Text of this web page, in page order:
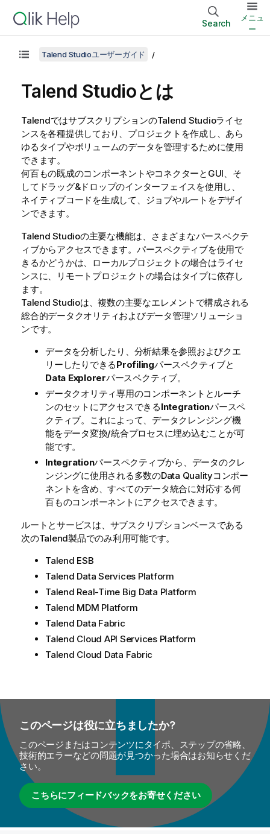
Search
メニュ
ー
Talend Studioユーザーガイド
Talend Studioとは
TalendではサブスクリプションのTalend Studioライセ
ンスを各種提供しており、プロジェクトを作成し、あら
ゆるタイプやボリュームのデータを管理するために使用
できます。
何百もの既成のコンポーネントやコネクターとGUI、そ
してドラッグ&ドロップのインターフェイスを使用し、
ネイティブコードを生成して、ジョブやルートをデザイ
ンできます。
Talend Studioの主要な機能は、さまざまなパースペクテ
ィブからアクセスできます。パースペクティブを使用で
きるかどうかは、ローカルプロジェクトの場合はライセ
ンスに、リモートプロジェクトの場合はタイプに依存し
ます。
Talend Studioは、複数の主要なエレメントで構成される
総合的データクオリティおよびデータ管理ソリューショ
ンです。
データを分析したり、分析結果を参照およびクエ
リーしたりできるProfilingパースペクティブと
Data Explorerパースペクティブ。
データクオリティ専用のコンポーネントとルーチ
ンのセットにアクセスできるIntegrationパースペ
クティブ。これによって、データクレンジング機
能をデータ変換/統合プロセスに埋め込むことが可
能です。
Integrationパースペクティブから、データのクレ
ンジングに使用される多数のData Qualityコンポー
ネントを含め、すべてのデータ統合に対応する何
百ものコンポーネントにアクセスできます。
ルートとサービスは、サブスクリプションベースである
次のTalend製品でのみ利用可能です。
Talend ESB
Talend Data Services Platform
Talend Real-Time Big Data Platform
Talend MDM Platform
Talend Data Fabric
Talend Cloud API Services Platform
Talend Cloud Data Fabric
このページは役に立ちましたか?
このページまたはコンテンツにタイポ、ステップの省略、
技術的エラーなどの問題が見つかった場合はお知らせくだ
さい。
こちらにフィードバックをお寄せください